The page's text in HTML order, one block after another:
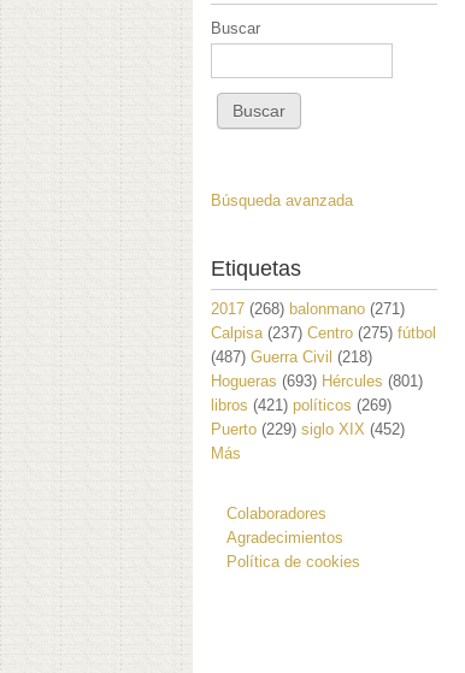
Buscar
Búsqueda avanzada
Etiquetas
2017 (268) balonmano (271)
Calpisa (237) Centro (275) fútbol
(487) Guerra Civil (218)
Hogueras (693) Hércules (801)
libros (421) políticos (269)
Puerto (229) siglo XIX (452)
Más
Colaboradores
Agradecimientos
Política de cookies